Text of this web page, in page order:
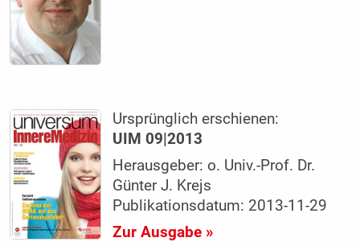
Ursprünglich erschienen:
UIM 09|2013
Herausgeber: o. Univ.-Prof. Dr.
Günter J. Krejs
Publikationsdatum: 2013-11-29
Zur Ausgabe »